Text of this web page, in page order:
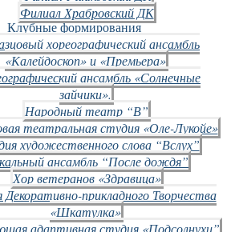
Филиал Храбровский ДК
Клубные формирования
хореографический ансамбль
«Калейдоскоп» и «Премьера»
ансамбль «Солнечные
зайчики».
Народный театр “В”
театральная студия «Оле-Лукойе»
художественного слова “Вслух”
ансамбль “После дождя”
Хор ветеранов «Здравица»
прикладного Творчества
«Шкатулка»